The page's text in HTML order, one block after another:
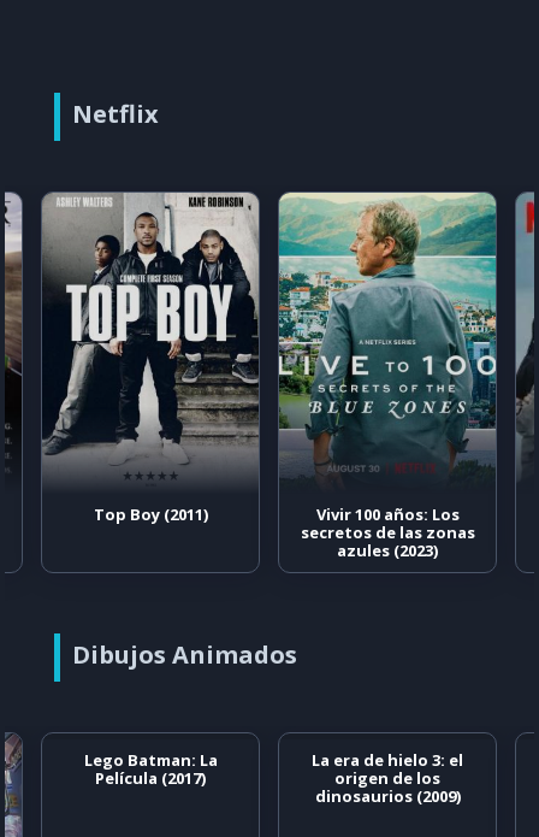
Netflix
Top Boy (2011)
Vivir 100 años: Los
secretos de las zonas
azules (2023)
Dibujos Animados
Lego Batman: La
Película (2017)
La era de hielo 3: el
origen de los
dinosaurios (2009)